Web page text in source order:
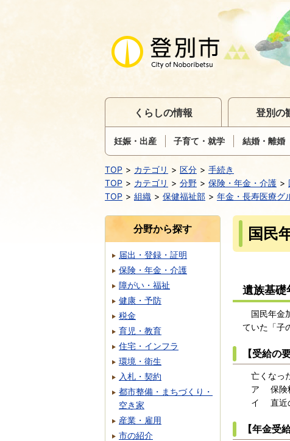
くらしの情報
妊娠・出産 子育て・就学 結婚・離婚
登別の
TOP カテゴリ 区分
手続き
TOP
カテゴリ 分野 保険・年金・介護
TOP
組織 保健福祉部 年金・長寿医療グ
国民
遺族基礎
国民年金
ていた「子
【受給の
亡くなっ
ア 保険料
イ 直近の
【年金受
分野から探す
届出・登録・証明
保険・年金・介護
障がい・福祉
健康・予防
税金
育児・教育
住宅・インフラ
環境・衛生
入札・契約
都市整備・まちづくり・
空き家
産業・雇用
市の紹介